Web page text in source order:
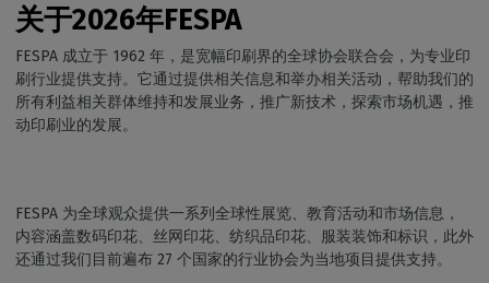
关于2026年FESPA
FESPA 成立于 1962 年，是宽幅印刷界的全球协会联合会，为专业印
刷行业提供支持。它通过提供相关信息和举办相关活动，帮助我们的
所有利益相关群体维持和发展业务，推广新技术，探索市场机遇，推
动印刷业的发展。
FESPA 为全球观众提供一系列全球性展览、教育活动和市场信息，
内容涵盖数码印花、丝网印花、纺织品印花、服装装饰和标识，此外
还通过我们目前遍布 27 个国家的行业协会为当地项目提供支持。